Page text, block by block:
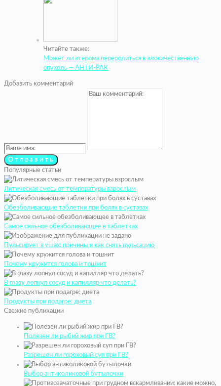
Читайте также:
Может ли атерома переродиться в злокачественную
опухоль — АНТИ-РАК
Добавить комментарий
Популярные статьи
Литическая смесь от температуры взрослым
Обезболивающие таблетки при болях в суставах
Самое сильное обезболивающее в таблетках
Пульсирует в ушах: причины и как снять пульсацию
Почему кружится голова и тошнит
В глазу лопнул сосуд и капилляр что делать?
Продукты при подагре: диета
Свежие публикации
Полезен ли рыбий жир при ГВ?
Разрешен ли гороховый суп при ГВ?
Выбор антиколиковой бутылочки